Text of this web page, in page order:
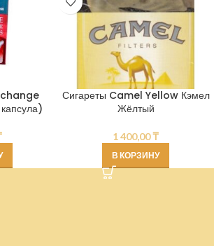
Сигареты Camel Yellow Кэмел
Жёлтый
1 400,00₸
В КОРЗИНУ